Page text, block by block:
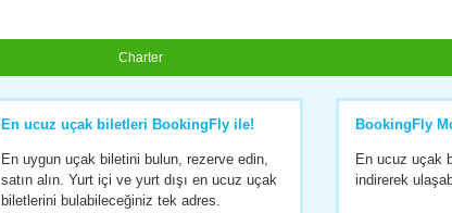
Charter
En ucuz uçak biletleri BookingFly ile!
En uygun uçak biletini bulun, rezerve edin,
satın alın. Yurt içi ve yurt dışı en ucuz uçak
biletlerini bulabileceğiniz tek adres.
BookingFly
En ucuz uçak
indirerek